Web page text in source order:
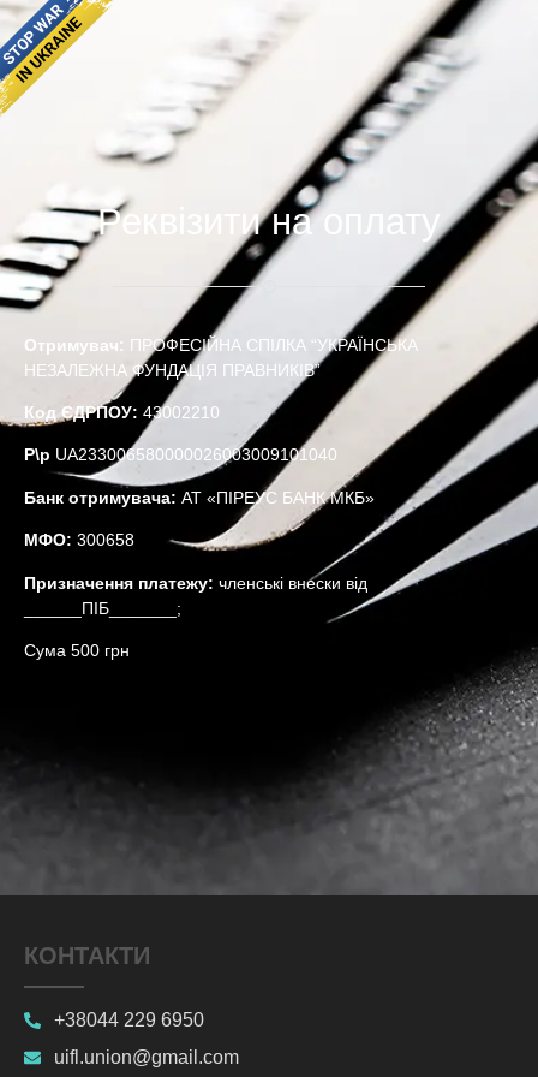
Реквізити на оплату
Отримувач: ПРОФЕСІЙНА СПІЛКА “УКРАЇНСЬКА
НЕЗАЛЕЖНА ФУНДАЦІЯ ПРАВНИКІВ”
Код ЄДРПОУ: 43002210
Р\р UA233006580000026003009101040
Банк отримувача: АТ «ПІРЕУС БАНК МКБ»
МФО: 300658
Призначення платежу: членські внески від
______ПІБ_______;
Сума 500 грн
КОНТАКТИ
+38044 229 6950
uifl.union@gmail.com